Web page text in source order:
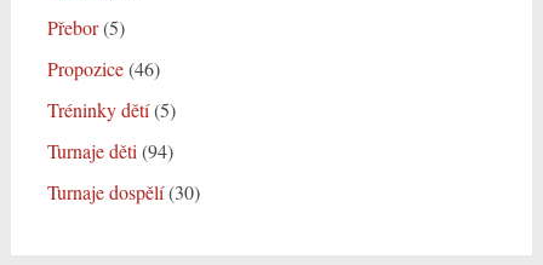
Přebor(5)
Propozice(46)
Tréninky dětí(5)
Turnaje děti (94)
Turnaje dospělí(30)